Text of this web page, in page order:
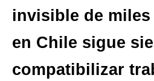
invisible de miles
en Chile sigue
compatibilizar